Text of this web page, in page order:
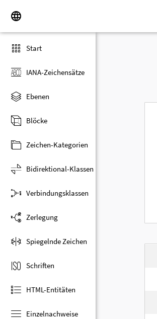
Start
IANA-Zeichensätze
Ebenen
Blöcke
Zeichen-Kategorien
Bidirektional-Klassen
Verbindungsklassen
Zerlegung
Spiegelnde Zeichen
Schriften
HTML-Entitäten
Einzelnachweise